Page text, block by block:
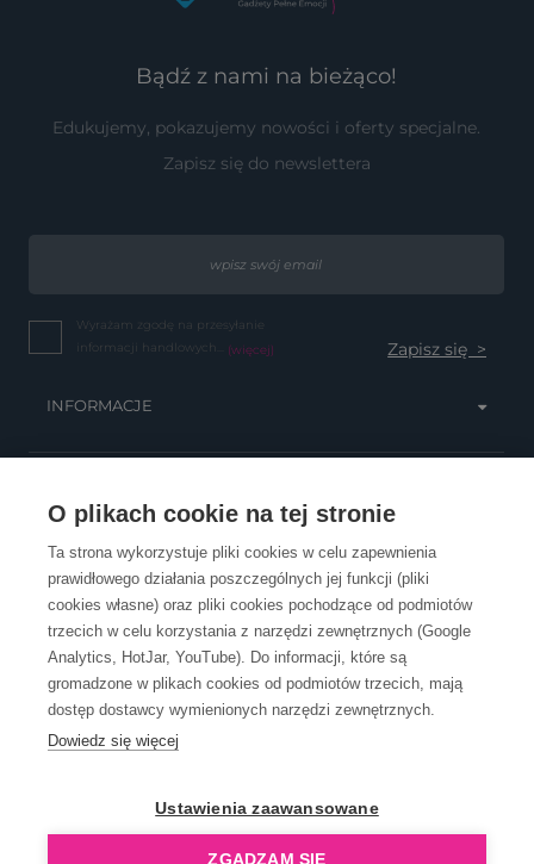
O plikach cookie na tej stronie
Ta strona wykorzystuje pliki cookies w celu zapewnienia
prawidłowego działania poszczególnych jej funkcji (pliki
cookies własne) oraz pliki cookies pochodzące od podmiotów
trzecich w celu korzystania z narzędzi zewnętrznych (Google
Analytics, HotJar, YouTube). Do informacji, które są
gromadzone w plikach cookies od podmiotów trzecich, mają
dostęp dostawcy wymienionych narzędzi zewnętrznych.
Dowiedz się więcej
Ustawienia zaawansowane
ZGADZAM SIĘ
Bądź z nami na bieżąco!
Edukujemy, pokazujemy nowości i oferty specjalne.
Zapisz się do newslettera
Wyrażam zgodę na przesyłanie
informacji handlowych... (więcej)
INFORMACJE
OBSŁUGA KLIENTA
KONTAKT
OpenGift jest częścią ReflectGroup.